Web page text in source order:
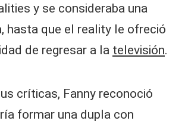
y se consideraba una
hasta que el reality le ofreció
de regresar a la televisión.
críticas, Fanny reconoció
formar una dupla con